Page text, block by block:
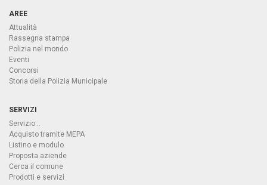
AREE
Attualità
Rassegna stampa
Polizia nel mondo
Eventi
Concorsi
Storia della Polizia Municipale
SERVIZI
Servizio...
Acquisto tramite MEPA
Listino e modulo
Proposta aziende
Cerca il comune
Prodotti e servizi